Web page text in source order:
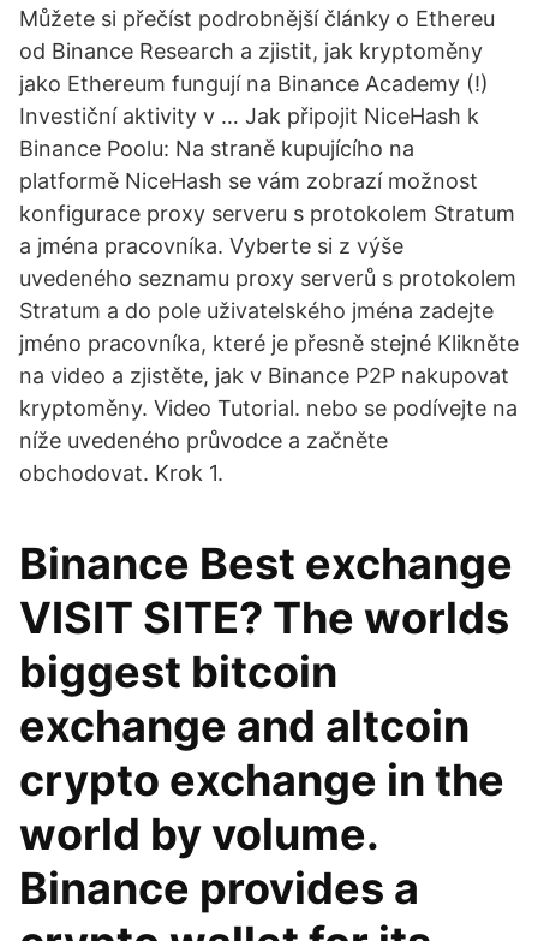
Můžete si přečíst podrobnější články o Ethereu
od Binance Research a zjistit, jak kryptoměny
jako Ethereum fungují na Binance Academy (!)
Investiční aktivity v … Jak připojit NiceHash k
Binance Poolu: Na straně kupujícího na
platformě NiceHash se vám zobrazí možnost
konfigurace proxy serveru s protokolem Stratum
a jména pracovníka. Vyberte si z výše
uvedeného seznamu proxy serverů s protokolem
Stratum a do pole uživatelského jména zadejte
jméno pracovníka, které je přesně stejné Klikněte
na video a zjistěte, jak v Binance P2P nakupovat
kryptoměny. Video Tutorial. nebo se podívejte na
níže uvedeného průvodce a začněte
obchodovat. Krok 1.
Binance Best exchange
VISIT SITE? The worlds
biggest bitcoin
exchange and altcoin
crypto exchange in the
world by volume.
Binance provides a